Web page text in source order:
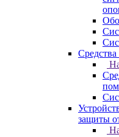
защиты